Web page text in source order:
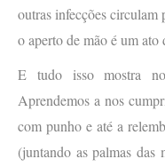
outras infecções
o aperto de mão é um ato
E tudo isso mostra
Aprendemos a nos
com punho e até a
(juntando as palmas das